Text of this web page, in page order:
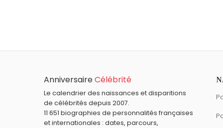
Hélène Boucher
James Cook,Michael Collins
AnniversaireCélébrité
Le calendrier des naissances et disparitions
de célébrités depuis 2007.
11 651 biographies de personnalités françaises
et internationales : dates, parcours,